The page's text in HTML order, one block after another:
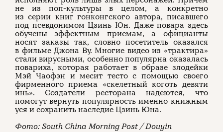
не из поп-культуры в целом, а конкретно
из серии книг гонконгского автора, писавшего
под псевдонимом Цзинь Юн. Даже повара здесь
обучены эффектным приемам, а официанты
носят заказы так, словно посетитель оказался
в фильме Джона Ву. Многие видео из «трактира»
стали вирусными, особенно популярна оказалась
повариха, которая работает в образе злодейки
Мэй Чаофэн и месит тесто с помощью своего
фирменного приема «скелетный коготь девяти
инь». Создатели ресторана надеются, что
помогут вернуть популярность именно книжным
уся и сохранить наследие Цзинь Юна.
Фото: South China Morning Post / Douyin